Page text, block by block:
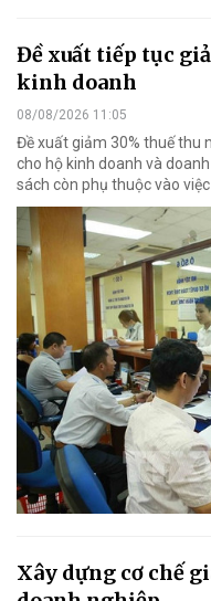
Đề xuất tiếp tục
kinh doanh
08/08/2026 11:05
Đề xuất giảm 30% thuế thu
cho hộ kinh doanh và
sách còn phụ thuộc vào
Xây dựng cơ chế